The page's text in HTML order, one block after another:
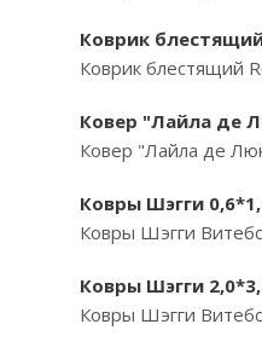
Коврик
Коврик блестящий
Ковер "Лайла де
Ковер "Лайла де
Ковры Шэгги
Ковры Шэгги
Ковры Шэгги
Ковры Шэгги